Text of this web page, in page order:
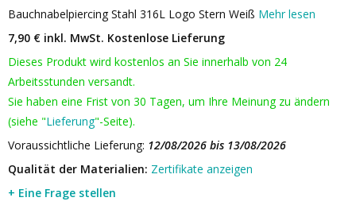
Bauchnabelpiercing Stahl 316L Logo Stern Weiß Mehr lesen
7,90 € inkl. MwSt. Kostenlose Lieferung
Dieses Produkt wird kostenlos an Sie innerhalb von 24
Arbeitsstunden versandt.
Sie haben eine Frist von 30 Tagen, um Ihre Meinung zu ändern
(siehe "Lieferung"-Seite).
Voraussichtliche Lieferung: 12/08/2026 bis 13/08/2026
Qualität der Materialien: Zertifikate anzeigen
+ Eine Frage stellen